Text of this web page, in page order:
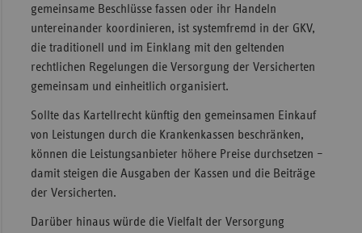
gemeinsame Beschlüsse fassen oder ihr Handeln
untereinander koordinieren, ist systemfremd in der GKV,
die traditionell und im Einklang mit den geltenden
rechtlichen Regelungen die Versorgung der Versicherten
gemeinsam und einheitlich organisiert.
Sollte das Kartellrecht künftig den gemeinsamen Einkauf
von Leistungen durch die Krankenkassen beschränken,
können die Leistungsanbieter höhere Preise durchsetzen –
damit steigen die Ausgaben der Kassen und die Beiträge
der Versicherten.
Darüber hinaus würde die Vielfalt der Versorgung